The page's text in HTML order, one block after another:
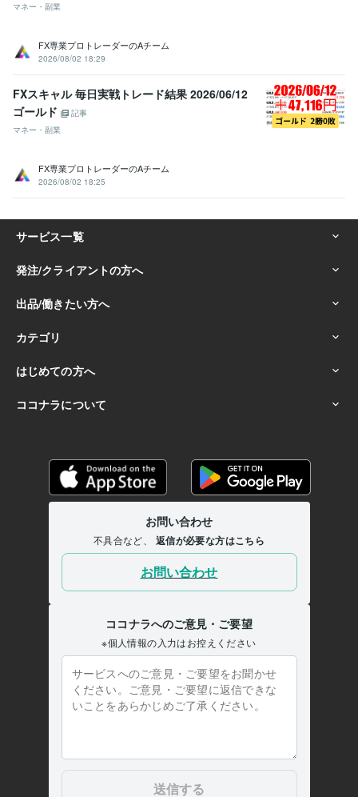
マネー・副業
FX専業プロトレーダーのAチーム
2026/08/02 18:29
FXスキャル 毎日実戦トレード結果 2026/06/12
ゴールド
記事
マネー・副業
FX専業プロトレーダーのAチーム
2026/08/02 18:25